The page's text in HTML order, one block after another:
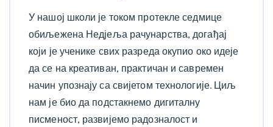
У нашој школи је током протекле седмице
обиљежена Недјеља рачунарства, догађај
који је ученике свих разреда окупио око идеје
да се на креативан, практичан и савремен
начин упознају са свијетом технологије. Циљ
нам је био да подстакнемо дигиталну
писменост, развијемо радозналост и